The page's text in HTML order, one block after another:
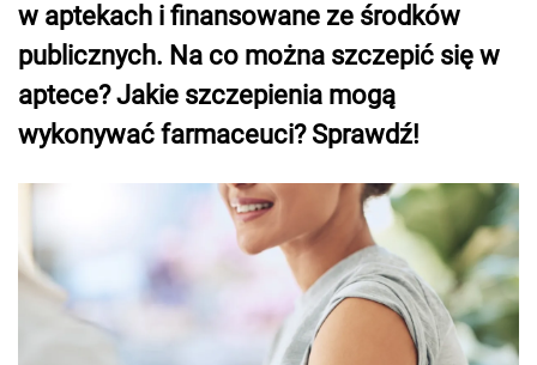
w aptekach i finansowane ze środków
publicznych. Na co można szczepić się w
aptece? Jakie szczepienia mogą
wykonywać farmaceuci? Sprawdź!